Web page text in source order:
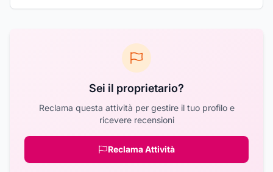
Sei il proprietario?
Reclama questa attività per gestire il tuo profilo e
ricevere recensioni
Reclama Attività